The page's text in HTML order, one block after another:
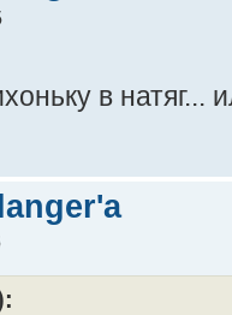
в натяг...